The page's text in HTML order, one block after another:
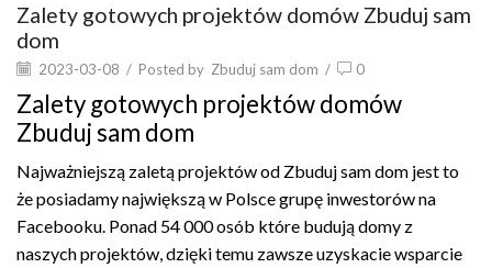
Zalety gotowych projektów domów Zbuduj sam
dom
2023-03-08 / Posted by Zbuduj sam dom / 0
Zalety gotowych projektów domów
Zbuduj sam dom
Najważniejszą zaletą projektów od Zbuduj sam dom jest to
że posiadamy największą w Polsce grupę inwestorów na
Facebooku. Ponad 54 000 osób które budują domy z
naszych projektów, dzięki temu zawsze uzyskacie wsparcie